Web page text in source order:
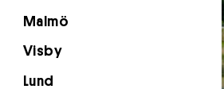
Malmö
Visby
Lund